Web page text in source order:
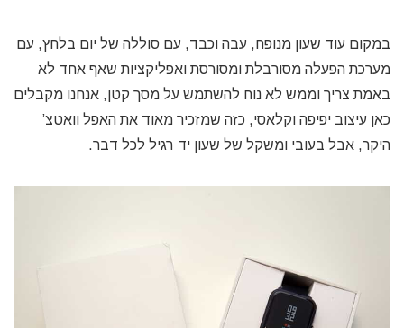
במקום עוד שעון מנופח, עבה וכבד, עם סוללה של יום בלחץ, עם
מערכת הפעלה מסורבלת ומסורסת ואפליקציות שאף אחד לא
באמת צריך וממש לא נוח להשתמש על מסך קטן, אנחנו מקבלים
כאן עיצוב יפיפה וקלאסי, כזה שמזכיר מאוד את האפל וואטצ’
היקר, אבל בעובי ומשקל של שעון יד רגיל לכל דבר.